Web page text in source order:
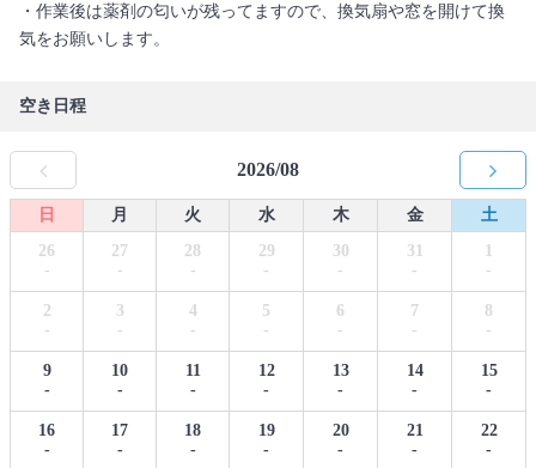
・作業後は薬剤の匂いが残ってますので、換気扇や窓を開けて換
気をお願いします。
空き日程
2026/08
日 月 火 水 木 金
土
26
-
27
-
28
-
29
-
30
-
31
-
1
-
2
-
3
-
4
-
5
-
6
-
7
-
8
-
9
-
10
-
11
-
12
-
13
-
14
-
15
-
16
-
17
-
18
-
19
-
20
-
21
-
22
-